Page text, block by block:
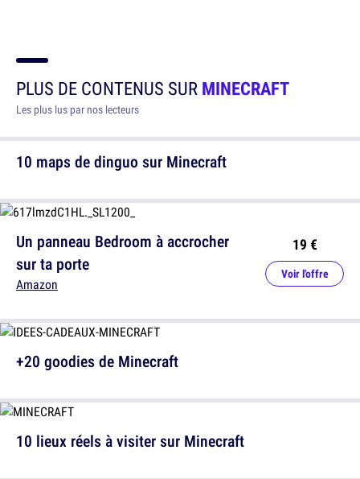
PLUS DE CONTENUS SURMINECRAFT
Les plus lus par nos lecteurs
Un panneau Bedroom à accrocher
sur ta porte
Amazon
19 €
Voir l'offre
10 lieux réels à visiter sur Minecraft
10 maps de dinguo sur Minecraft
+20 goodies de Minecraft